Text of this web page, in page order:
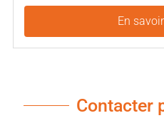
En
Contacter